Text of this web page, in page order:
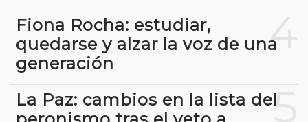
4
Fiona Rocha: estudiar,
quedarse y alzar la voz de una
generación
5
La Paz: cambios en la lista del